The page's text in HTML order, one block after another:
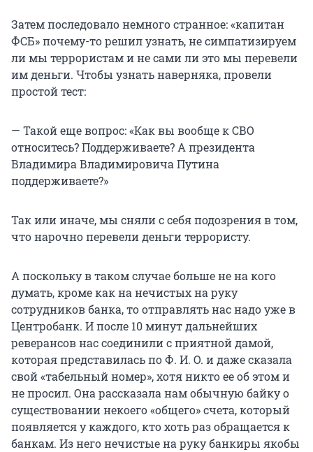
Затем последовало немного странное: «капитан
ФСБ» почему-то решил узнать, не симпатизируем
ли мы террористам и не сами ли это мы перевели
им деньги. Чтобы узнать наверняка, провели
простой тест:
— Такой еще вопрос: «Как вы вообще к СВО
относитесь? Поддерживаете? А президента
Владимира Владимировича Путина
поддерживаете?»
Так или иначе, мы сняли с себя подозрения в том,
что нарочно перевели деньги террористу.
А поскольку в таком случае больше не на кого
думать, кроме как на нечистых на руку
сотрудников банка, то отправлять нас надо уже в
Центробанк. И после 10 минут дальнейших
реверансов нас соединили с приятной дамой,
которая представилась по Ф. И. О. и даже сказала
свой «табельный номер», хотя никто ее об этом и
не просил. Она рассказала нам обычную байку о
существовании некоего «общего» счета, который
появляется у каждого, кто хоть раз обращается к
банкам. Из него нечистые на руку банкиры якобы